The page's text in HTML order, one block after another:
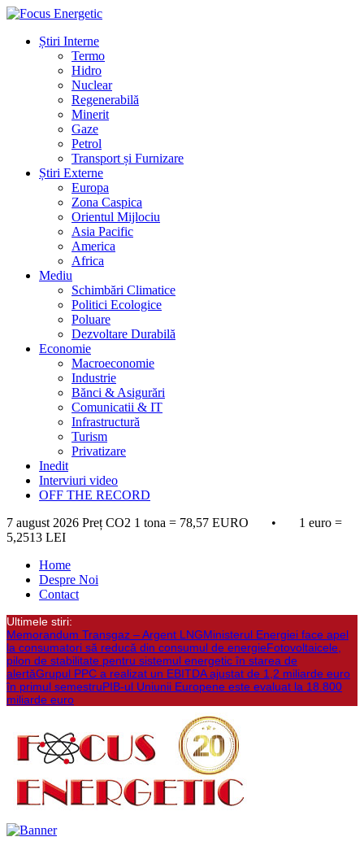
Știri Interne
Termo
Hidro
Nuclear
Regenerabilă
Minerit
Gaze
Petrol
Transport și Furnizare
Știri Externe
Europa
Zona Caspica
Orientul Mijlociu
Asia Pacific
America
Africa
Mediu
Schimbări Climatice
Politici Ecologice
Poluare
Dezvoltare Durabilă
Economie
Macroeconomie
Industrie
Bănci & Asigurări
Comunicatii & IT
Infrastructură
Turism
Privatizare
Inedit
Interviuri video
OFF THE RECORD
7 august 2026 Preț CO2 1 tona = 78,57 EURO • 1 euro =
5,2513 LEI
Home
Despre Noi
Contact
Ultimele stiri:
Memorandum Transgaz – Argent LNGMinisterul Energiei face apel
la consumatori să reducă din consumul de energieFotovoltaicele,
pilon de stabilitate pentru sistemul energetic în starea de
alertăGrupul PPC a realizat un EBITDA ajustat de 1,2 miliarde euro
în primul semestruPIB-ul Uniunii Europene este evaluat la 18.800
miliarde euro